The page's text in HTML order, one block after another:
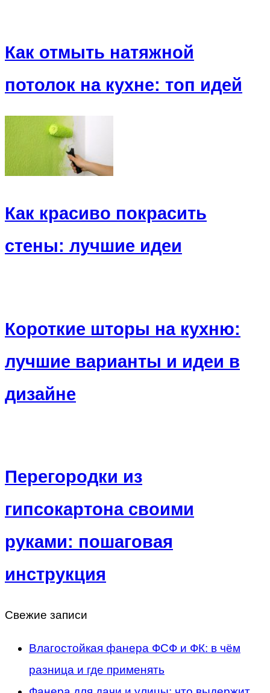
Как отмыть натяжной
потолок на кухне: топ идей
Как красиво покрасить
стены: лучшие идеи
Короткие шторы на кухню:
лучшие варианты и идеи в
дизайне
Перегородки из
гипсокартона своими
руками: пошаговая
инструкция
Свежие записи
Влагостойкая фанера ФСФ и ФК: в чём
разница и где применять